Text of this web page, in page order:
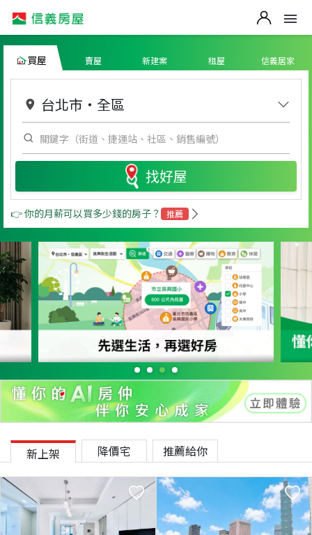
買屋 賣屋 新建案 租屋 信義居家
台北市 ・ 全區
找好屋
👉 你的月薪可以買多少錢的房子？ 推薦
新上架 降價宅 推薦給你